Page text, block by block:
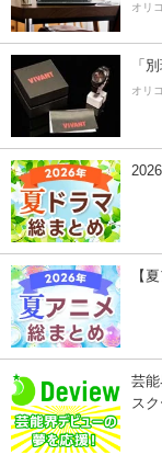
オリ
「
オリ
【
芸
ス